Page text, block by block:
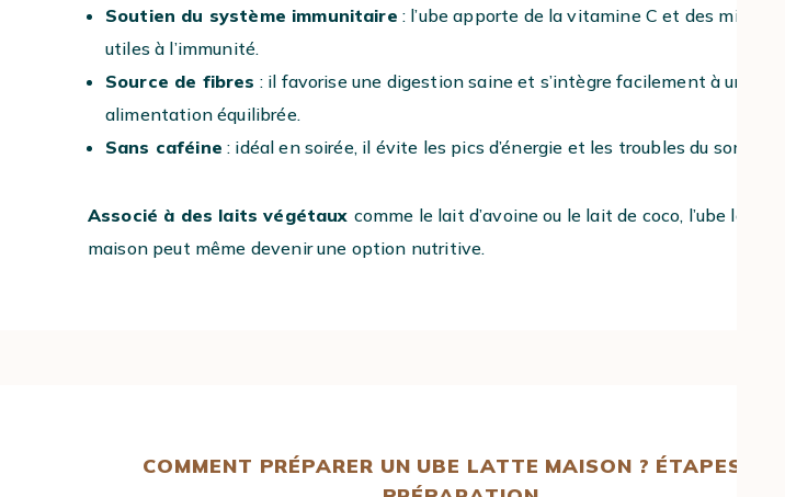
Soutien du système immunitaire : l’ube apporte de la vitamine C et des minéraux
utiles à l’immunité.
Source de fibres : il favorise une digestion saine et s’intègre facilement à une
alimentation équilibrée.
Sans caféine : idéal en soirée, il évite les pics d’énergie et les troubles du sommeil.
Associé à des laits végétaux comme le lait d’avoine ou le lait de coco, l’ube latte
maison peut même devenir une option nutritive.
COMMENT PRÉPARER UN UBE LATTE MAISON ? ÉTAPES DE